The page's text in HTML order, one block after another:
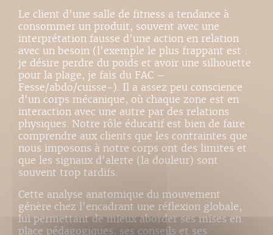
Le client d'une salle de fitness a tendance à
consommer un produit, souvent avec une
interprétation fausse d'une action en relation
avec un besoin (l'exemple le plus frappant est :
je désire perdre du poids et avoir une silhouette
pour la plage, je fais du FAC –
Fesse/abdo/cuisse-). Il a assez peu conscience
d'un corps mécanique, où chaque zone est en
interaction avec une autre par des relations
physiques. Notre rôle éducatif est bien de faire
comprendre aux clients que les contraintes que
nous imposons à notre corps ont des limites et
que les signaux d'alerte (la douleur) sont
souvent trop tardifs.
Cette analyse anatomique du mouvement
génère chez l'encadrant une réflexion globale,
lui permettant de mieux aborder ses mises en
place pédagogiques, ses conseils et ses